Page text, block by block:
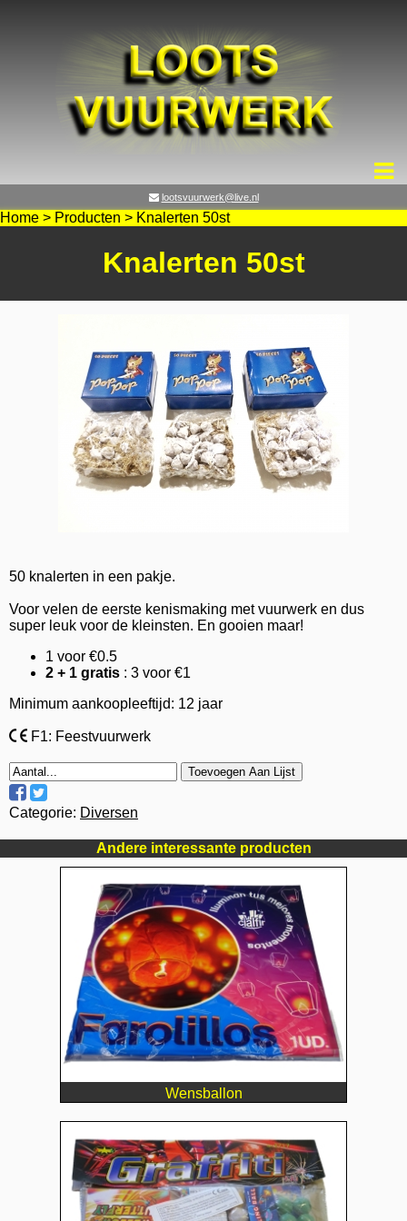
lootsvuurwerk@live.nl
Home > Producten > Knalerten 50st
Knalerten 50st
50 knalerten in een pakje.
Voor velen de eerste kenismaking met vuurwerk en dus
super leuk voor de kleinsten. En gooien maar!
1 voor €0.5
2 + 1 gratis : 3 voor €1
Minimum aankoopleeftijd: 12 jaar
F1: Feestvuurwerk
Toevoegen Aan Lijst
Categorie: Diversen
Andere interessante producten
Wensballon